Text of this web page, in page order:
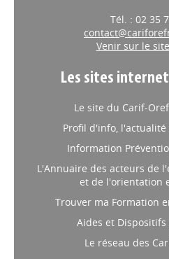
Tél. : 02 35
Venir sur le
Les sites
Le site du Carif-
Profil d'info,
Information
L'Annuaire des acteurs de
et de l'orientation
Trouver ma Formation
Aides et
Le réseau des